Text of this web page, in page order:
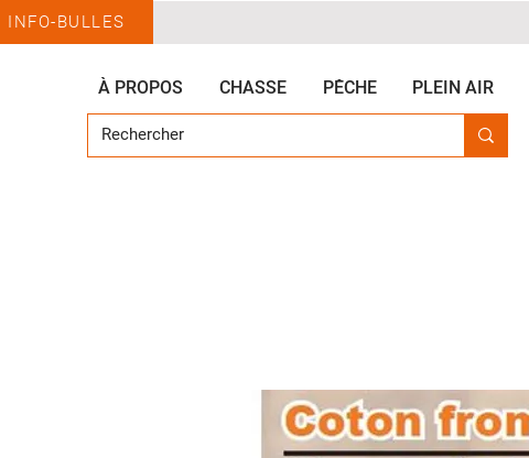
INFO-BULLES
À PROPOS CHASSE PÊCHE PLEIN AIR